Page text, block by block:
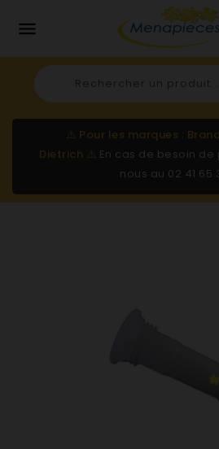

⚠️ Pour les marques :
Dietrich ⚠️ En cas de besoin
nous au 02 41 65